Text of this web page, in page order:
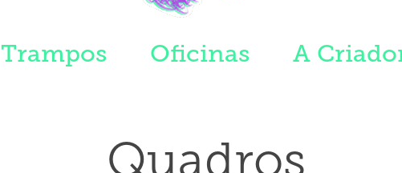
Trampos Oficinas A
Quadros